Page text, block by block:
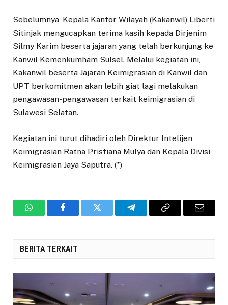
Sebelumnya, Kepala Kantor Wilayah (Kakanwil) Liberti
Sitinjak mengucapkan terima kasih kepada Dirjenim
Silmy Karim beserta jajaran yang telah berkunjung ke
Kanwil Kemenkumham Sulsel. Melalui kegiatan ini,
Kakanwil beserta Jajaran Keimigrasian di Kanwil dan
UPT berkomitmen akan lebih giat lagi melakukan
pengawasan-pengawasan terkait keimigrasian di
Sulawesi Selatan.
Kegiatan ini turut dihadiri oleh Direktur Intelijen
Keimigrasian Ratna Pristiana Mulya dan Kepala Divisi
Keimigrasian Jaya Saputra. (*)
WhatsAppFacebookTwitter TelegramCopy
Email
BERITA TERKAIT